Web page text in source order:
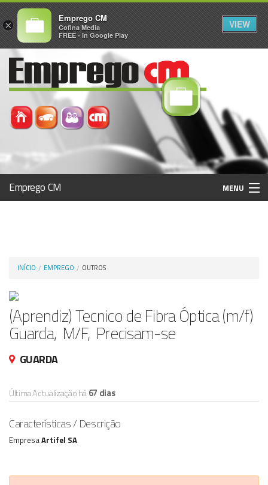
Emprego CM MENU
INÍCIO EMPREGO OUTROS
(Aprendiz) Tecnico de Fibra Óptica (m/f)
Guarda, M/F, Precisam-se
GUARDA
Última Actualização há67 dias
Características / Descrição
EmpresaArtifel SA
×
Emprego CM
Cofina Media
FREE - In Google Play
VIEW